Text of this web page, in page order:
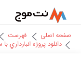
صفحه اصلی فهرست
دانلود پروژه انبارداري